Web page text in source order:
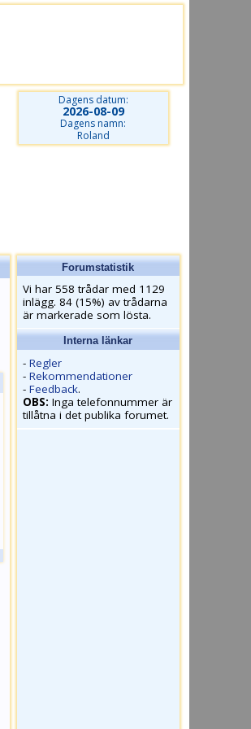
Dagens datum:
2026-08-09
Dagens namn:
Roland
Forumstatistik
Vi har 558 trådar med 1129
inlägg. 84 (15%) av trådarna
är markerade som lösta.
Interna länkar
- Regler
- Rekommendationer
- Feedback.
OBS: Inga telefonnummer är
tillåtna i det publika forumet.